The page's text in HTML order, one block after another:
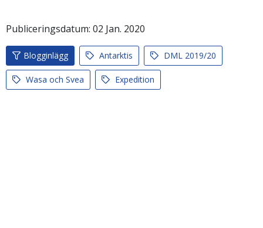
Publiceringsdatum: 02 Jan. 2020
Blogginlägg Antarktis DML 2019/20
Wasa och Svea Expedition